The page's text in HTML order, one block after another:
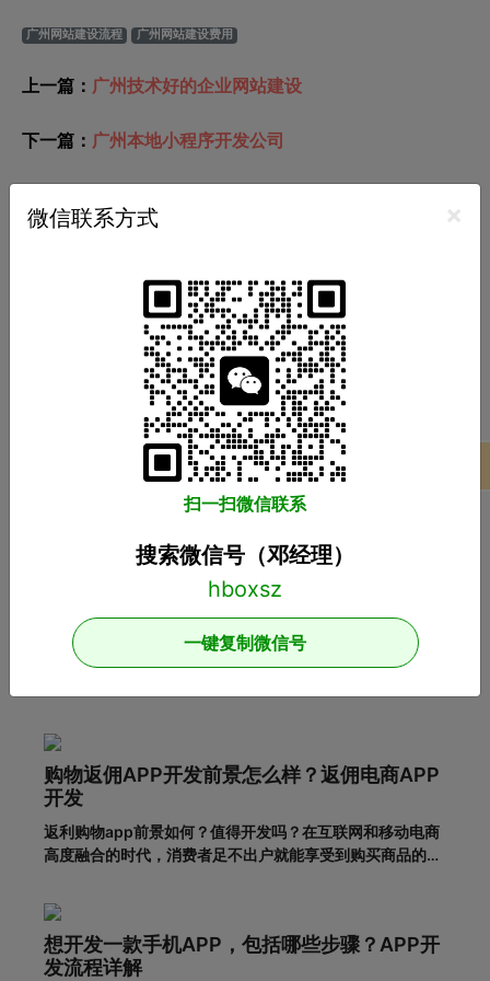
广州网站建设流程 广州网站建设费用
上一篇： 广州技术好的企业网站建设
下一篇： 广州本地小程序开发公司
推荐分类
游戏开发
广州小程序开发 广州APP开发 广州软件开发
APP开发：在设计APP时这几个问题一定要注
意！
开发影响用户体验的APP应用需要注意哪些问题？随着移动
望从中获得更多的发展机会。当然，并不仅仅是开发APP应
用就能达到目的。前提一定是保证APP应用的优秀用户体
验。这样，在
购物返佣APP开发前景怎么样？返佣电商APP
开发
返利购物app前景如何？值得开发吗？在互联网和移动电商
高度融合的时代，消费者足不出户就能享受到购买商品的便
用户，许多企业和商家开始致力于返利购物app的建设。返
利购物app有什么优势？一、在网络上购买商品有哪些利
弊?对于消费者的
想开发一款手机APP，包括哪些步骤？APP开
发流程详解
微信联系方式 ×
扫一扫微信联系
搜索微信号（邓经理）
一键复制微信号